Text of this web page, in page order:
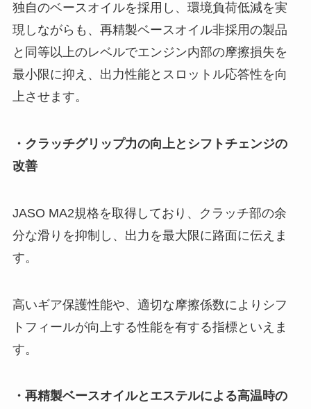
独自のベースオイルを採用し、環境負荷低減を実
現しながらも、再精製ベースオイル非採用の製品
と同等以上のレベルでエンジン内部の摩擦損失を
最小限に抑え、出力性能とスロットル応答性を向
上させます。
・クラッチグリップ力の向上とシフトチェンジの
改善
JASO MA2規格を取得しており、クラッチ部の余
分な滑りを抑制し、出力を最大限に路面に伝えま
す。
高いギア保護性能や、適切な摩擦係数によりシフ
トフィールが向上する性能を有する指標といえま
す。
・再精製ベースオイルとエステルによる高温時の